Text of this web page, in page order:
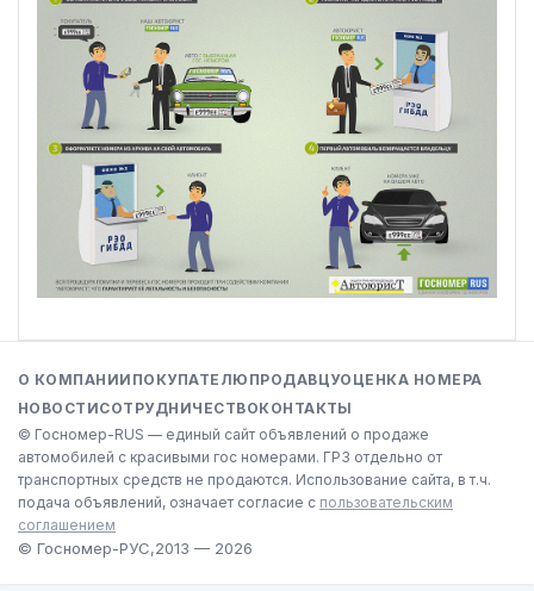
© Госномер-RUS — единый сайт объявлений о продаже
автомобилей с красивыми гос номерами. ГРЗ отдельно от
транспортных средств не продаются. Использование сайта, в т.ч.
подача объявлений, означает согласие с пользовательским
соглашением
О КОМПАНИИ ПОКУПАТЕЛЮ ПРОДАВЦУОЦЕНКА НОМЕРА
НОВОСТИСОТРУДНИЧЕСТВОКОНТАКТЫ
© Госномер-РУС,2013 — 2026